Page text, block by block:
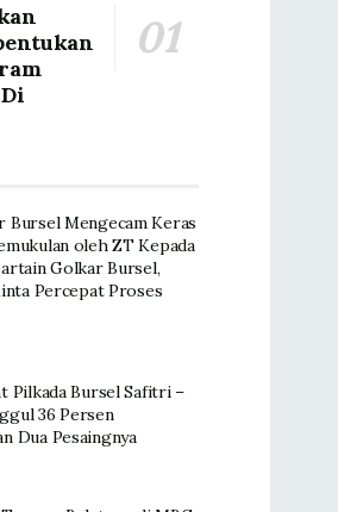
Bursel Mengecam Keras
oleh ZT Kepada
Golkar Bursel,
Percepat Proses
Pilkada Bursel Safitri –
36 Persen
Dua Pesaingnya